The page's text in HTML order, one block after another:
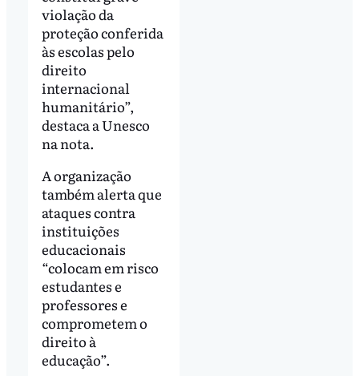
violação da
proteção conferida
às escolas pelo
direito
internacional
humanitário”,
destaca a Unesco
na nota.
A organização
também alerta que
ataques contra
instituições
educacionais
“colocam em risco
estudantes e
professores e
comprometem o
direito à
educação”.